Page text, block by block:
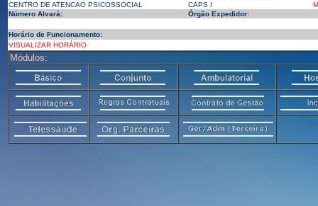
CENTRO DE ATENCAO PSICOSSOCIAL
CAPS I
Número Alvará:
Órgão Expedidor:
Horário de Funcionamento:
VISUALIZAR HORÁRIO
Módulos: